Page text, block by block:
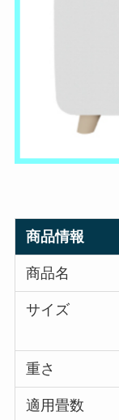
商品情報
商品名
サイズ
重さ
適用畳数